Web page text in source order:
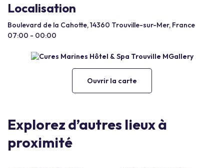
Localisation
Boulevard de la Cahotte, 14360 Trouville-sur-Mer, France
07:00 - 00:00
Ouvrir la carte
Explorez d’autres lieux à
proximité